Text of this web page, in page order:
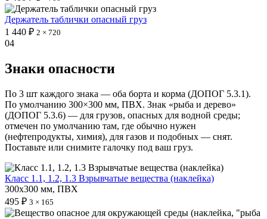
Держатель таблички опасный груз
1 440 ₽ 2 × 720
04
Знаки опасности
По 3 шт каждого знака — оба борта и корма (ДОПОГ 5.3.1).
По умолчанию 300×300 мм, ПВХ. Знак «рыба и дерево»
(ДОПОГ 5.3.6) — для грузов, опасных для водной среды;
отмечен по умолчанию там, где обычно нужен
(нефтепродукты, химия), для газов и подобных — снят.
Поставьте или снимите галочку под ваш груз.
Класс 1.1, 1.2, 1.3 Взрывчатые вещества (наклейка)
300х300 мм, ПВХ
495 ₽ 3 × 165